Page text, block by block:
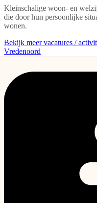
Kleinschalige woon- en
die door hun persoonlijke
wonen.
Bekijk meer vacatures /
Vredenoord